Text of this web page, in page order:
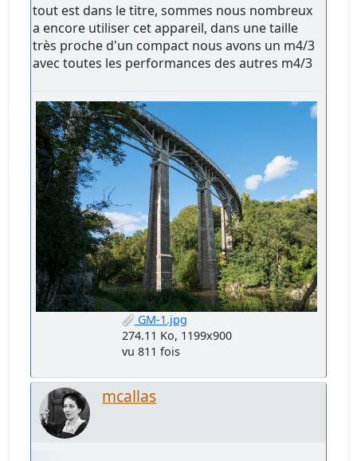
tout est dans le titre, sommes nous nombreux
a encore utiliser cet appareil, dans une taille
très proche d'un compact nous avons un m4/3
avec toutes les performances des autres m4/3
GM-1.jpg
274.11 Ko, 1199x900
vu 811 fois
mcallas